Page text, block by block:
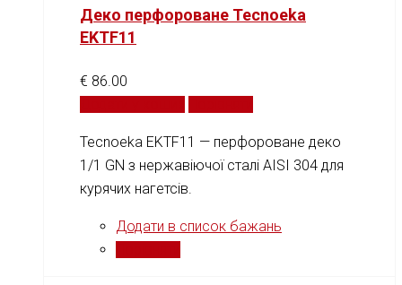
Деко перфороване Tecnoeka
EKTF11
€ 86.00
Tecnoeka EKTF11 — перфороване деко
1/1 GN з нержавіючої сталі AISI 304 для
курячих нагетсів.
Додати в список бажань